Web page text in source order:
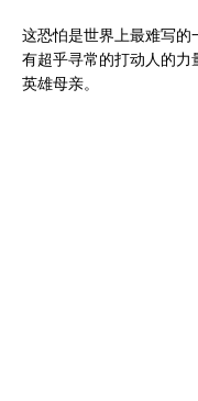
这恐怕是世界上最难写
有超乎寻常的打动人的
英雄母亲。